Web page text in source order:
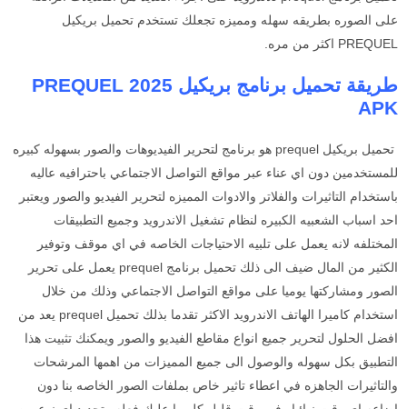
على الصوره بطريقه سهله ومميزه تجعلك تستخدم تحميل بريكيل
PREQUEL اكثر من مره.
طريقة تحميل برنامج بريكيل 2025 PREQUEL
APK
تحميل بريكيل prequel هو برنامج لتحرير الفيديوهات والصور بسهوله كبيره
للمستخدمين دون اي عناء عبر مواقع التواصل الاجتماعي باحترافيه عاليه
باستخدام التاثيرات والفلاتر والادوات المميزه لتحرير الفيديو والصور ويعتبر
احد اسباب الشعبيه الكبيره لنظام تشغيل الاندرويد وجميع التطبيقات
المختلفه لانه يعمل على تلبيه الاحتياجات الخاصه في اي موقف وتوفير
الكثير من المال ضيف الى ذلك تحميل برنامج prequel
يعمل على تحرير
الصور ومشاركتها يوميا على مواقع التواصل الاجتماعي وذلك من خلال
استخدام كاميرا الهاتف الاندرويد الاكثر تقدما بذلك تحميل prequel
يعد من
افضل الحلول لتحرير جميع انواع مقاطع الفيديو والصور ويمكنك تثبيت هذا
التطبيق بكل سهوله والوصول الى جميع المميزات من اهمها المرشحات
والتاثيرات الجاهزه في اعطاء تاثير خاص بملفات الصور الخاصه بنا دون